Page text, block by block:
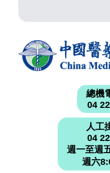
總機
04
人工
04
週一至週
週六